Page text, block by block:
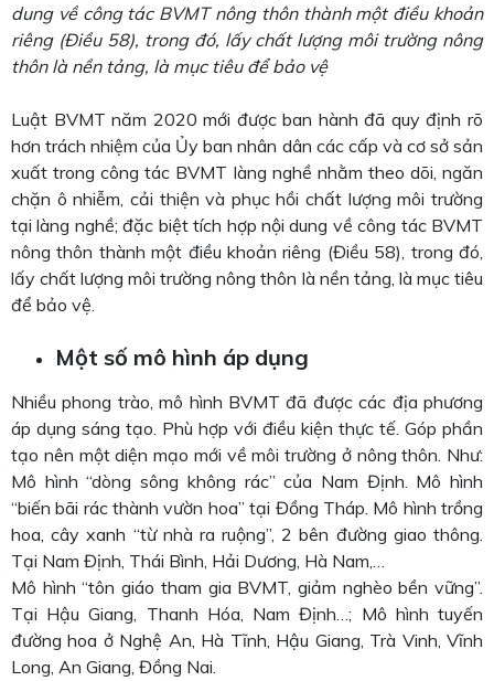
dung về công tác BVMT nông thôn thành một điều khoản
riêng (Điều 58), trong đó, lấy chất lượng môi trường nông
thôn là nền tảng, là mục tiêu để bảo vệ
Luật BVMT năm 2020 mới được ban hành đã quy định rõ
hơn trách nhiệm của Ủy ban nhân dân các cấp và cơ sở sản
xuất trong công tác BVMT làng nghề nhằm theo dõi, ngăn
chặn ô nhiễm, cải thiện và phục hồi chất lượng môi trường
tại làng nghề; đặc biệt tích hợp nội dung về công tác BVMT
nông thôn thành một điều khoản riêng (Điều 58), trong đó,
lấy chất lượng môi trường nông thôn là nền tảng, là mục tiêu
để bảo vệ.
Một số mô hình áp dụng
Nhiều phong trào, mô hình BVMT đã được các địa phương
áp dụng sáng tạo. Phù hợp với điều kiện thực tế. Góp phần
tạo nên một diện mạo mới về môi trường ở nông thôn. Như:
Mô hình “dòng sông không rác” của Nam Định. Mô hình
“biến bãi rác thành vườn hoa” tại Đồng Tháp. Mô hình trồng
hoa, cây xanh “từ nhà ra ruộng”, 2 bên đường giao thông.
Tại Nam Định, Thái Bình, Hải Dương, Hà Nam,…
Mô hình “tôn giáo tham gia BVMT, giảm nghèo bền vững”.
Tại Hậu Giang, Thanh Hóa, Nam Định…; Mô hình tuyến
đường hoa ở Nghệ An, Hà Tĩnh, Hậu Giang, Trà Vinh, Vĩnh
Long, An Giang, Đồng Nai.